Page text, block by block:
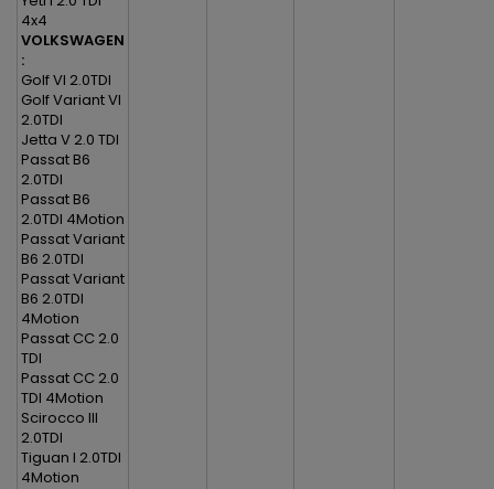
4x4
VOLKSWAGEN
:
Golf VI 2.0TDI
Golf Variant VI
2.0TDI
Jetta V 2.0 TDI
Passat B6
2.0TDI
Passat B6
2.0TDI 4Motion
Passat Variant
B6 2.0TDI
Passat Variant
B6 2.0TDI
4Motion
Passat CC 2.0
TDI
Passat CC 2.0
TDI 4Motion
Scirocco III
2.0TDI
Tiguan I 2.0TDI
4Motion